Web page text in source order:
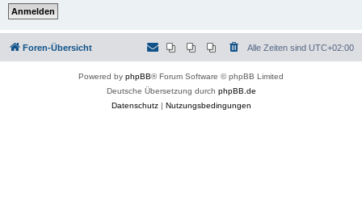
Foren-Übersicht Alle Zeiten sind UTC+02:00
Powered by phpBB® Forum Software © phpBB Limited
Deutsche Übersetzung durch phpBB.de
Datenschutz| Nutzungsbedingungen